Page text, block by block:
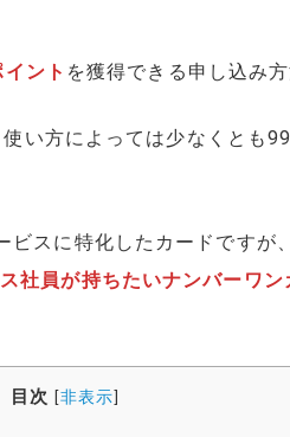
ント を獲得できる申し込み
い方によっては少なくとも
スに特化したカードですが、
社員が持ちたいナンバーワン
目次 [非表示]